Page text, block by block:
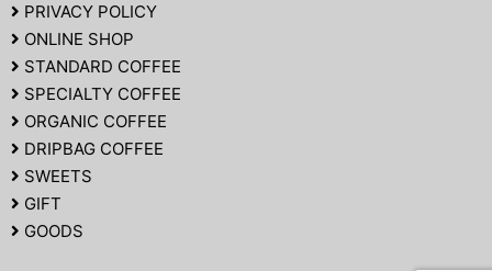
PRIVACY POLICY
ONLINE SHOP
STANDARD COFFEE
SPECIALTY COFFEE
ORGANIC COFFEE
DRIPBAG COFFEE
SWEETS
GIFT
GOODS